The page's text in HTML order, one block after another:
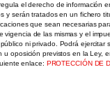
el derecho de información
y serán tratados en un fichero
que sean necesarias
de las mismas y el
ni privado. Podrá ejercitar
oposición previstos en la Ley,
enlace: PROTECCIÓN DE